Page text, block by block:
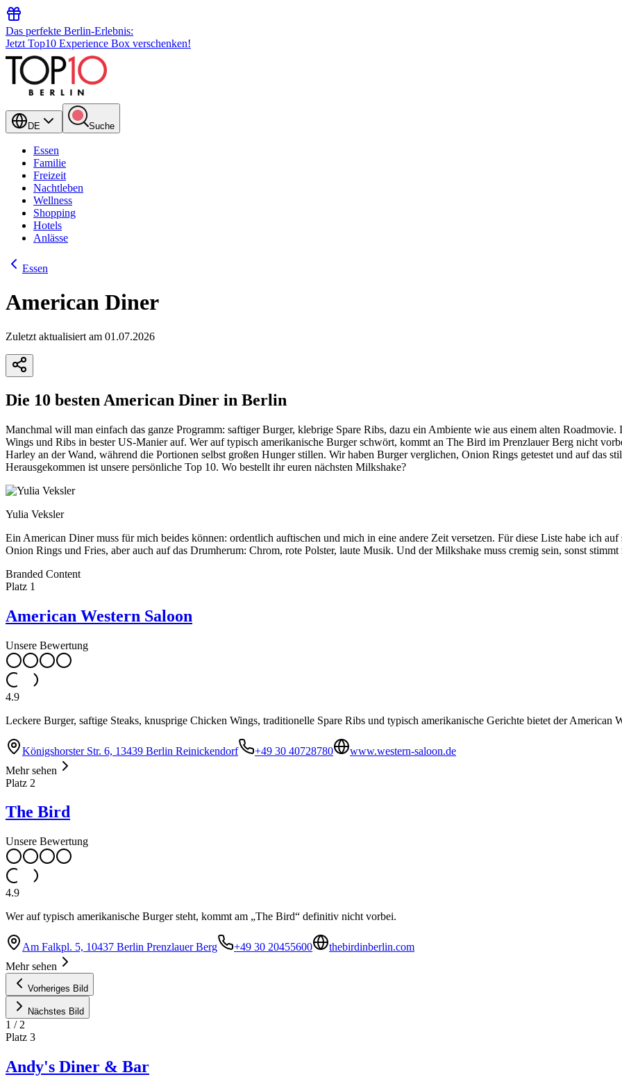
Das perfekte Berlin-Erlebnis:
Jetzt Top10 Experience Box verschenken!
DE Suche
Essen
Familie
Freizeit
Nachtleben
Wellness
Shopping
Hotels
Anlässe
Essen
American Diner
Zuletzt aktualisiert am 01.07.2026
Die 10 besten American Diner in Berlin
Manchmal will man einfach das ganze Programm: saftiger Burger, klebrige Spare Ribs, dazu ein Ambiente wie aus einem alten
Wings und Ribs in bester US-Manier auf. Wer auf typisch amerikanische Burger schwört, kommt an The Bird im Prenzlauer Berg nicht
Harley an der Wand, während die Portionen selbst großen Hunger stillen. Wir haben Burger verglichen, Onion Rings getestet und auf das
Herausgekommen ist unsere persönliche Top 10. Wo bestellt ihr euren nächsten Milkshake?
Yulia Veksler
Ein American Diner muss für mich beides können: ordentlich auftischen und mich in eine andere Zeit versetzen. Für diese Liste habe ich
Onion Rings und Fries, aber auch auf das Drumherum: Chrom, rote Polster, laute Musik. Und der Milkshake muss cremig sein, sonst
+
Branded Content
Platz 1
American Western Saloon
Unsere Bewertung
4.9
Leckere Burger, saftige Steaks, knusprige Chicken Wings, traditionelle Spare Ribs und typisch amerikanische Gerichte bietet der American
Königshorster Str. 6, 13439 Berlin Reinickendorf +49 30 40728780
www.western-saloon.de
Mehr sehen
Platz 2
The Bird
Unsere Bewertung
4.9
Wer auf typisch amerikanische Burger steht, kommt am „The Bird“ definitiv nicht vorbei.
Am Falkpl. 5, 10437 Berlin Prenzlauer Berg +49 30 20455600
thebirdinberlin.com
Mehr sehen
Vorheriges Bild
Nächstes Bild
1 / 2
Platz 3
Andy's Diner & Bar